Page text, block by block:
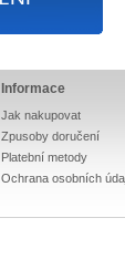
Informace
Jak nakupovat
Zpusoby doručení
Platební metody
Ochrana osobních